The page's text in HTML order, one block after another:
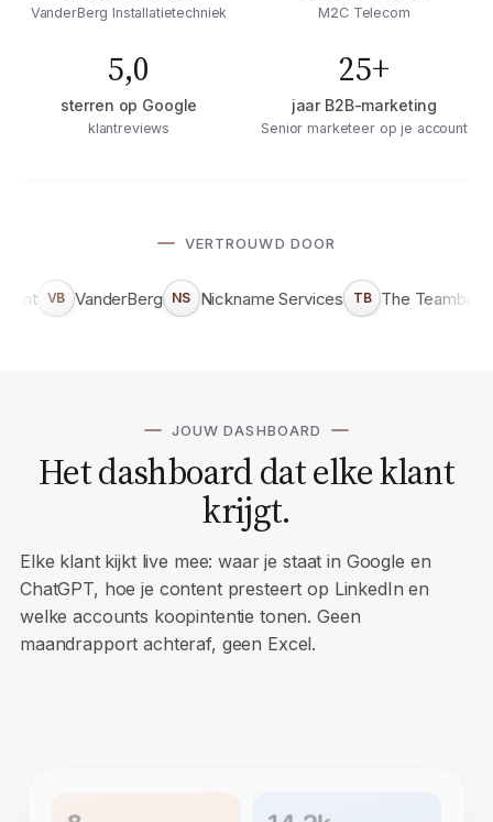
VanderBerg Installatietechniek M2C Telecom
5,0
sterren op Google
klantreviews
25+
jaar B2B-marketing
Senior marketeer op je account
VERTROUWD DOOR
VanderBerg NS Nickname Services TB The Teambuilders
JOUW DASHBOARD
Het dashboard dat elke klant
krijgt.
Elke klant kijkt live mee: waar je staat in Google en
ChatGPT, hoe je content presteert op LinkedIn en
welke accounts koopintentie tonen. Geen
maandrapport achteraf, geen Excel.